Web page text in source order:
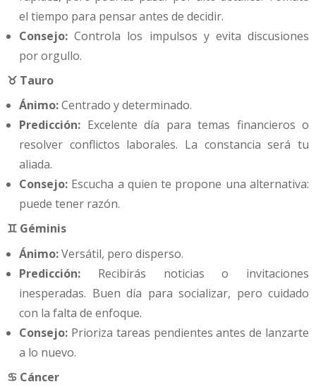
el tiempo para pensar antes de decidir.
Consejo: Controla los impulsos y evita discusiones
por orgullo.
♉ Tauro
Ánimo:Centrado y determinado.
Predicción: Excelente día para temas financieros o
resolver conflictos laborales. La constancia será tu
aliada.
Consejo: Escucha a quien te propone una alternativa:
puede tener razón.
♊ Géminis
Ánimo:Versátil, pero disperso.
Predicción: Recibirás noticias o invitaciones
inesperadas. Buen día para socializar, pero cuidado
con la falta de enfoque.
Consejo: Prioriza tareas pendientes antes de lanzarte
a lo nuevo.
♋ Cáncer